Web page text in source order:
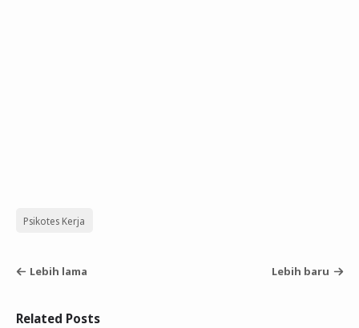
Psikotes Kerja
Lebih lama Lebih baru
Related Posts